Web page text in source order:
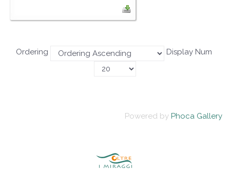
Ordering Display Num
Powered by Phoca Gallery